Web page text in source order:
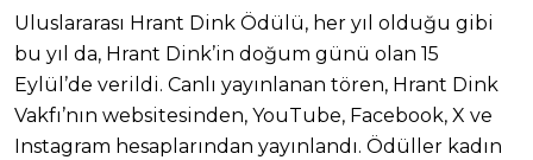
Uluslararası Hrant Dink Ödülü, her yıl olduğu gibi
bu yıl da, Hrant Dink’in doğum günü olan 15
Eylül’de verildi. Canlı yayınlanan tören, Hrant Dink
Vakfı’nın websitesinden, YouTube, Facebook, X ve
Instagram hesaplarından yayınlandı. Ödüller kadın